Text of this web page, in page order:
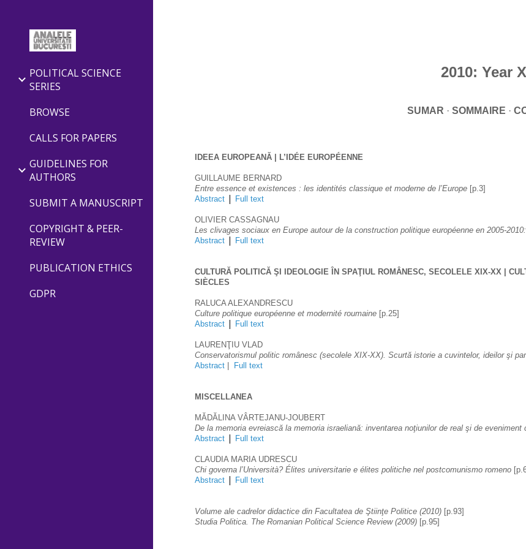
POLITICAL SCIENCE
SERIES
BROWSE
CALLS FOR PAPERS
GUIDELINES FOR
AUTHORS
SUBMIT A MANUSCRIPT
COPYRIGHT & PEER-
REVIEW
PUBLICATION ETHICS
GDPR
2010: Year
SUMAR · SOMMAIRE ·
IDEEA EUROPEANĂ | L’IDÉE EUROPÉENNE
GUILLAUME BERNARD
Entre essence et existences : les identités classique et moderne de l’Europe [p.3]
Abstract | Full text
OLIVIER CASSAGNAU
Les clivages sociaux en Europe autour de la construction politique européenne en 2005-
Abstract | Full text
CULTURĂ POLITICĂ ŞI IDEOLOGIE ÎN SPAŢIUL ROMÂNESC, SECOLELE XIX-XX |
SIÈCLES
RALUCA ALEXANDRESCU
Culture politique européenne et modernité roumaine [p.25]
Abstract | Full text
LAURENŢIU VLAD
Conservatorismul politic românesc (secolele XIX-XX). Scurtă istorie a cuvintelor, ideilor şi
Abstract | Full text
MISCELLANEA
MĂDĂLINA VÂRTEJANU-JOUBERT
De la memoria evreiască la memoria israeliană: inventarea noţiunilor de real şi de
Abstract | Full text
CLAUDIA MARIA UDRESCU
Chi governa l’Università? Élites universitarie e élites politiche nel postcomunismo romeno
Abstract | Full text
Volume ale cadrelor didactice din Facultatea de Ştiinţe Politice (2010) [p.93]
Studia Politica. The Romanian Political Science Review (2009) [p.95]